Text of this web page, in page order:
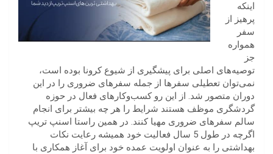
اینکه
پرهیز از
سفر
همواره
جز
توصیه‌های اصلی‌ برای پیشگیری از شیوع کرونا بوده است،
نمی‌توان تعطیلی سفرها از جمله سفرهای ضروری را در این
دوران متصور شد. از این رو کسب‌وکارهای فعال در حوزه
گردشگری موظف هستند شرایط را هر چه بیشتر برای انجام
سالم سفرهای ضروری مهیا کنند. در همین راستا اسنپ تریپ
اگرچه در طول 5 سال فعالیت خود همیشه رعایت نکات
بهداشتی را به عنوان اولویت عمده خود برای آغاز همکاری با